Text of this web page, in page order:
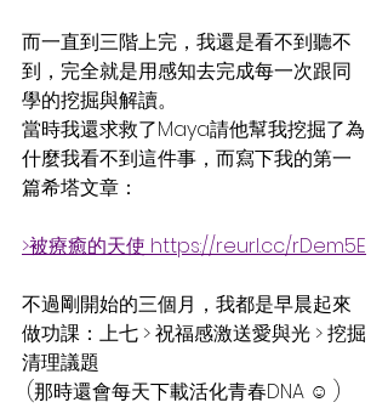
而一直到三階上完，我還是看不到聽不
到，完全就是用感知去完成每一次跟同
學的挖掘與解讀。
當時我還求救了Maya請他幫我挖掘了為
什麼我看不到這件事，而寫下我的第一
篇希塔文章：
>被療癒的天使 https://reurl.cc/rDem5E
不過剛開始的三個月，我都是早晨起來
做功課：上七 > 祝福感激送愛與光 > 挖掘
清理議題
(那時還會每天下載活化青春DNA ☺ )